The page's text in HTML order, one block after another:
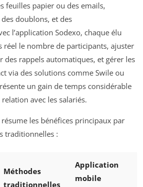
feuilles papier ou des emails,
doublons, et des
l’application Sodexo, chaque élu
réel le nombre de participants, ajuster
des rappels automatiques, et gérer les
via des solutions comme Swile ou
un gain de temps considérable
avec les salariés.
les bénéfices principaux par
traditionnelles :
Méthodes
traditionnelles
Application
mobile